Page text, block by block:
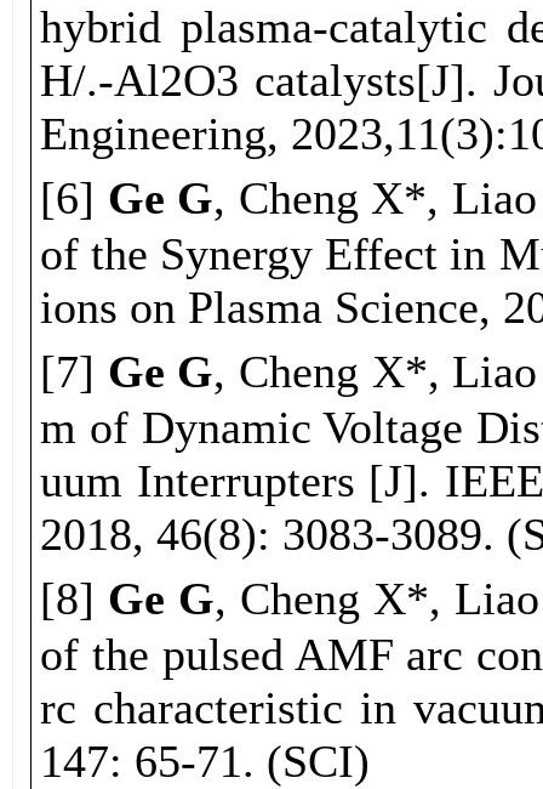
hybrid plasma-catalytic
H/.-Al2O3 catalysts[J].
Engineering,
[6] Ge G, Cheng X*,
of the Synergy Effect in
ions on Plasma Science,
[7] Ge G, Cheng X*,
m of Dynamic Voltage
uum Interrupters [J].
2018, 46(8): 3083-3089.
[8] Ge G, Cheng X*,
of the pulsed AMF arc
rc characteristic in
147: 65-71. (SCI)